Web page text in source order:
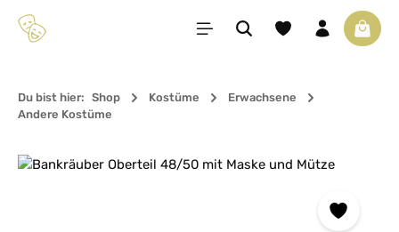
Zum Hauptinhalt springen Du hast 0 Produkte
Du bist hier: Shop Kostüme
Erwachsene
Andere Kostüme
Bildergalerie überspringen